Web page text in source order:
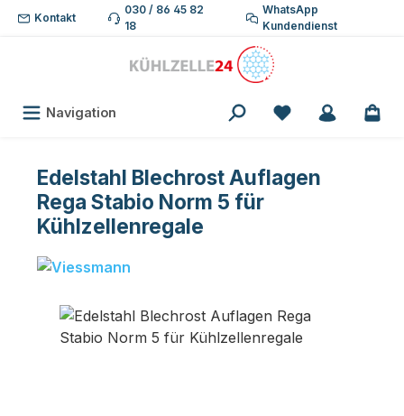
Zum Hauptinhalt springen
Kontakt
030 / 86 45 82
18
WhatsApp
Kundendienst
Navigation Du hast 0
Edelstahl Blechrost Auflagen
Rega Stabio Norm 5 für
Kühlzellenregale
Bildergalerie überspringen